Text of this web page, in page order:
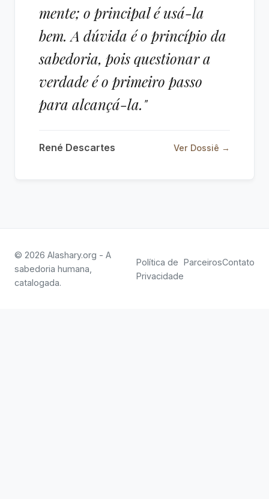
mente; o principal é usá-la
bem. A dúvida é o princípio da
sabedoria, pois questionar a
verdade é o primeiro passo
para alcançá-la."
René Descartes Ver Dossiê →
© 2026 Alashary.org - A
sabedoria humana,
catalogada.
Política de
Privacidade
ParceirosContato